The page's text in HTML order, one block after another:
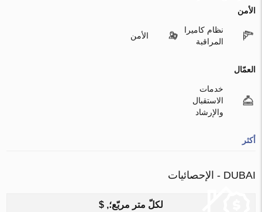
الأمن
نظام كاميرا
المراقبة
الأمن
العمّال
خدمات
الاستقبال
والإرشاد
أكثر
DUBAI - الإحصائيات
لكلّ متر مربّع؛, $